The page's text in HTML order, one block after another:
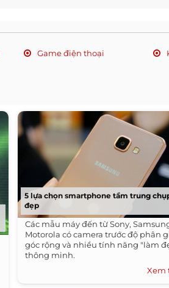
Game điện thoại
5 lựa chọn smartphone tầm trung
đẹp
Các mẫu máy đến từ Sony,
Motorola có camera trước độ phân
góc rộng và nhiều tính năng "làm
thông minh.